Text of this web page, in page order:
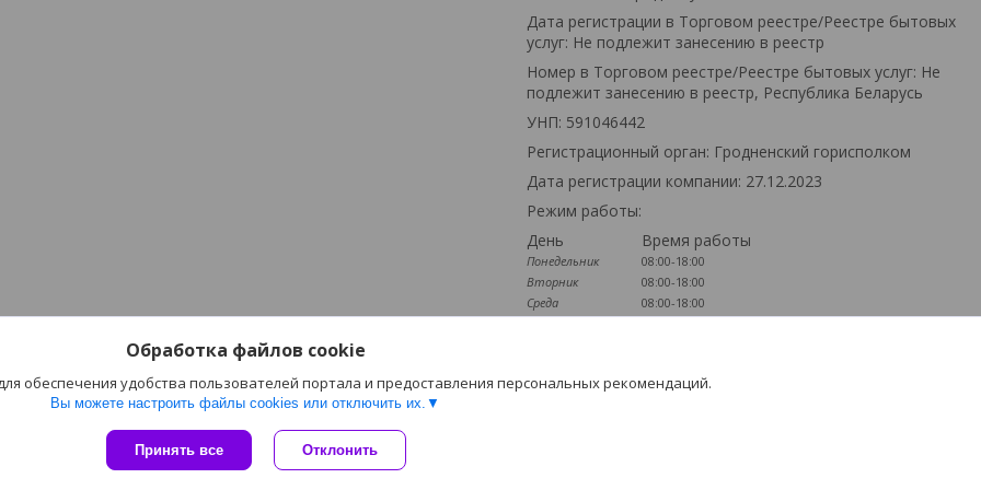
Дата регистрации в Торговом реестре/Реестре бытовых
услуг: Не подлежит занесению в реестр
Номер в Торговом реестре/Реестре бытовых услуг: Не
подлежит занесению в реестр, Республика Беларусь
УНП: 591046442
Регистрационный орган: Гродненский горисполком
Дата регистрации компании: 27.12.2023
Режим работы:
День
Время работы
Понедельник
08:00-18:00
Вторник
08:00-18:00
Среда
08:00-18:00
Воскресенье
Выходной
Сайт создан на платформе Deal.by
Политика обработки файлов cookies
Обработка файлов cookie
обеспечения удобства пользователей портала и предоставления персональных рекомендаций.
Вы можете настроить файлы cookies или отключить их.
Принять все Отклонить